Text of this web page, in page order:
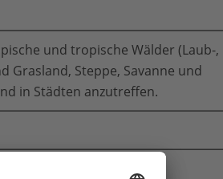
und tropische Wälder (Laub-,
Grasland, Steppe, Savanne und
in Städten anzutreffen.